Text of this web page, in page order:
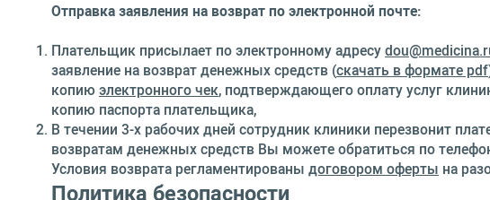
Отправка заявления на возврат по электронной почте:
Плательщик присылает по электронному адресу
заявление на возврат денежных средств (скачать в формате pdf
копиюэлектронного чек, подтверждающего оплату услуг
копию паспорта плательщика,
В течении 3-х рабочих дней сотрудник клиники перезвонит
возвратам денежных средств Вы можете обратиться по
Условия возврата регламентированы договором оферты на
Политика бeзопасности